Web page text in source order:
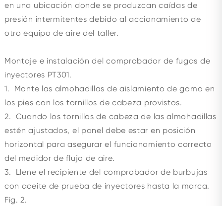
en una ubicación donde se produzcan caídas de
presión intermitentes debido al accionamiento de
otro equipo de aire del taller.
Montaje e instalación del comprobador de fugas de
inyectores PT301.
1. Monte las almohadillas de aislamiento de goma en
los pies con los tornillos de cabeza provistos.
2. Cuando los tornillos de cabeza de las almohadillas
estén ajustados, el panel debe estar en posición
horizontal para asegurar el funcionamiento correcto
del medidor de flujo de aire.
3. Llene el recipiente del comprobador de burbujas
con aceite de prueba de inyectores hasta la marca.
Fig. 2.